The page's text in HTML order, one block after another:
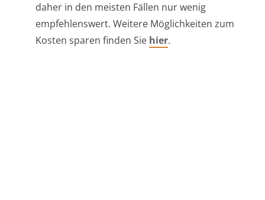
daher in den meisten Fällen nur wenig
empfehlenswert. Weitere Möglichkeiten zum
Kosten sparen finden Sie hier.